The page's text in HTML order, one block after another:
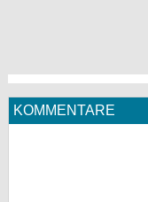
KOMMENTARE